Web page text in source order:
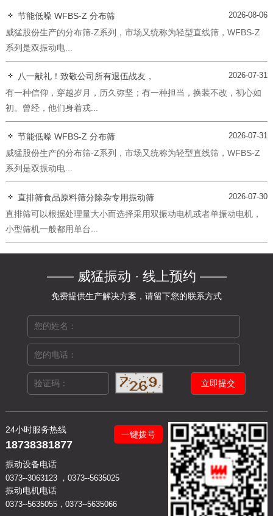
节能低噪 WFBS-Z 分布筛 2026-08-06
威猛股份生产的分布筛-Z系列，市场又统称为轻型直线筛，WFBS-Z
系列是双振动电...
八一献礼！致敬公司所有退伍战友， 2026-07-31
有一种信仰，穿越岁月，历久弥坚；有一种担当，换装不改，初心如
初。曾经，他们身着戎...
节能低噪 WFBS-Z 分布筛 2026-07-31
威猛股份生产的分布筛-Z系列，市场又统称为轻型直线筛，WFBS-Z
系列是双振动电...
直排筛食品原料筛分除杂专用振动筛 2026-07-30
直排筛可以根据处理量大小而选择采用双振动电机或者单振动电机，
小型筛机一般都用单台...
—— 威猛振动 · 线上预约 ——
免费提供生产解决方案，请留下您的联系方式
24小时服务热线
18738381877
一键拨号
振动设备电话
0373--3063123 ，0373--5635025
振动电机电话
0373--5635055，0373--5635066